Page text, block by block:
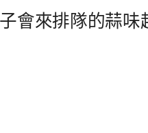
會來排隊的蒜味